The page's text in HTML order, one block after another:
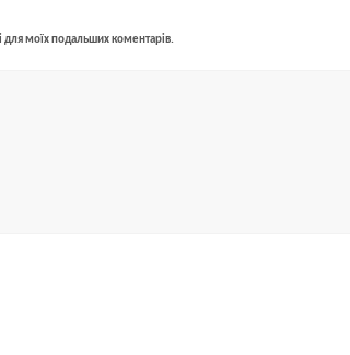
для моїх подальших коментарів.